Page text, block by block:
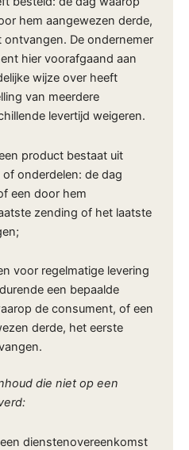
hem aangewezen derde,
De ondernemer
hier voorafgaand aan
wijze over heeft
van meerdere
levertijd weigeren.
product bestaat uit
onderdelen: de dag
een door hem
zending of het laatste
voor regelmatige levering
een bepaalde
de consument, of een
derde, het eerste
die niet op een
dienstenovereenkomst